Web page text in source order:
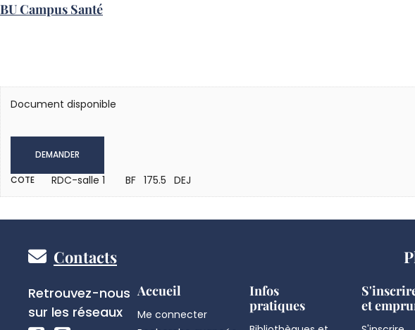
BU Campus Santé
Document disponible
DEMANDER
COTE RDC-salle 1 BF 175.5 DEJ
Pied
de
Contacts
Réseaux
sociaux
Retrouvez-nous
sur les réseaux
Accueil
Me connecter
Infos
pratiques
et